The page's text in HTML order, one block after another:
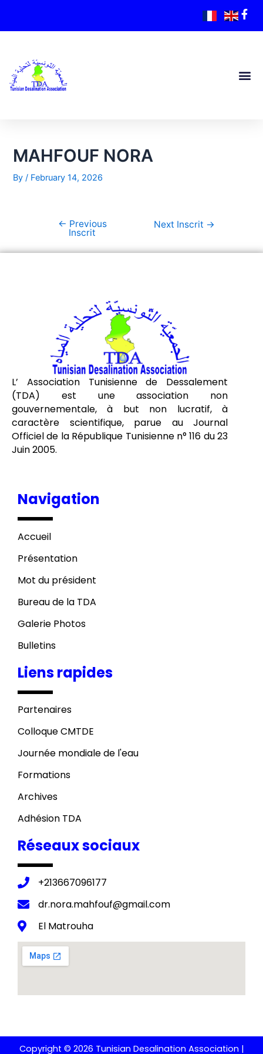
MAHFOUF NORA
By/ February 14, 2026
← Previous
Inscrit
Next Inscrit →
L’ Association Tunisienne de Dessalement
(TDA) est une association non
gouvernementale, à but non lucratif, à
caractère scientifique, parue au Journal
Officiel de la République Tunisienne n° 116 du 23
Juin 2005.
Navigation
Accueil
Présentation
Mot du président
Bureau de la TDA
Galerie Photos
Bulletins
Liens rapides
Partenaires
Colloque CMTDE
Journée mondiale de l'eau
Formations
Archives
Adhésion TDA
Réseaux sociaux
+213667096177
dr.nora.mahfouf@gmail.com
El Matrouha
Copyright © 2026 Tunisian Desalination Association |